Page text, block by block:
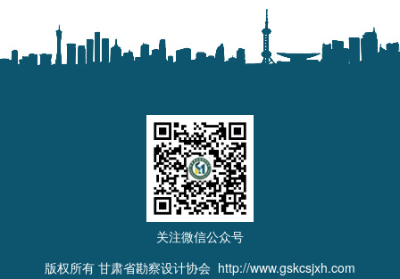
关注微信公众号
版权所有 甘肃省勘察设计协会 http://www.gskcsjxh.com